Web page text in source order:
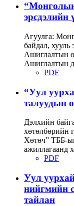
эрсдэлийн
Агуулга:
байдал,
Ашиглалтын
Ашиглалтын
PDF
“Уул
талуудын
Дэлхийн
хөтөлбөрийн
Хөтөч” ТББ-
ажиллагаанд
PDF
Уул
нийгмийн
тайлан